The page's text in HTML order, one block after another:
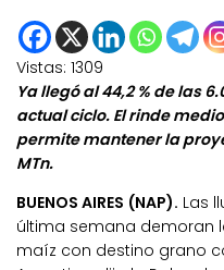
Vistas: 1309
Ya llegó al 44,2 % de las
actual ciclo. El rinde
permite mantener la
MTn.
BUENOS AIRES (NAP). Las
última semana demoran
maíz con destino grano